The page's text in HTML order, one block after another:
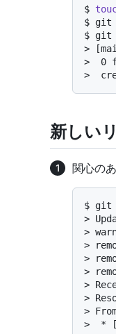
$
$ git
$ git
>
>
0
>
新しい
関心の
$ git
>
>
>
>
>
>
>
>
>
*